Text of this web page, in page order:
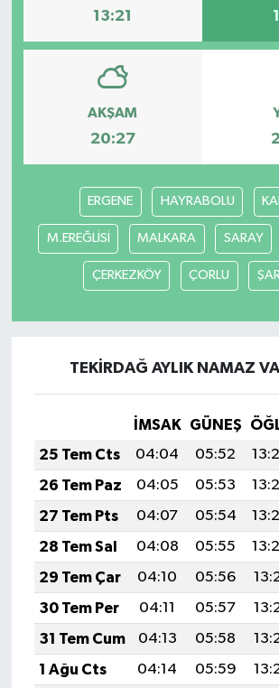
13:21
AKŞAM
20:27
ERGENE HAYRABOLU
M.EREĞLİSİ MALKARA SARAY
ÇERKEZKÖY ÇORLU
TEKİRDAĞ AYLIK NAMAZ
İMSAK GÜNEŞ
25 Tem Cts
04:04 05:52
26 Tem Paz
04:05 05:53
27 Tem Pts
04:07 05:54
28 Tem Sal
04:08 05:55
29 Tem Çar
04:10 05:56
30 Tem Per
04:11 05:57
31 Tem Cum
04:13 05:58
1 Ağu Cts
04:14 05:59